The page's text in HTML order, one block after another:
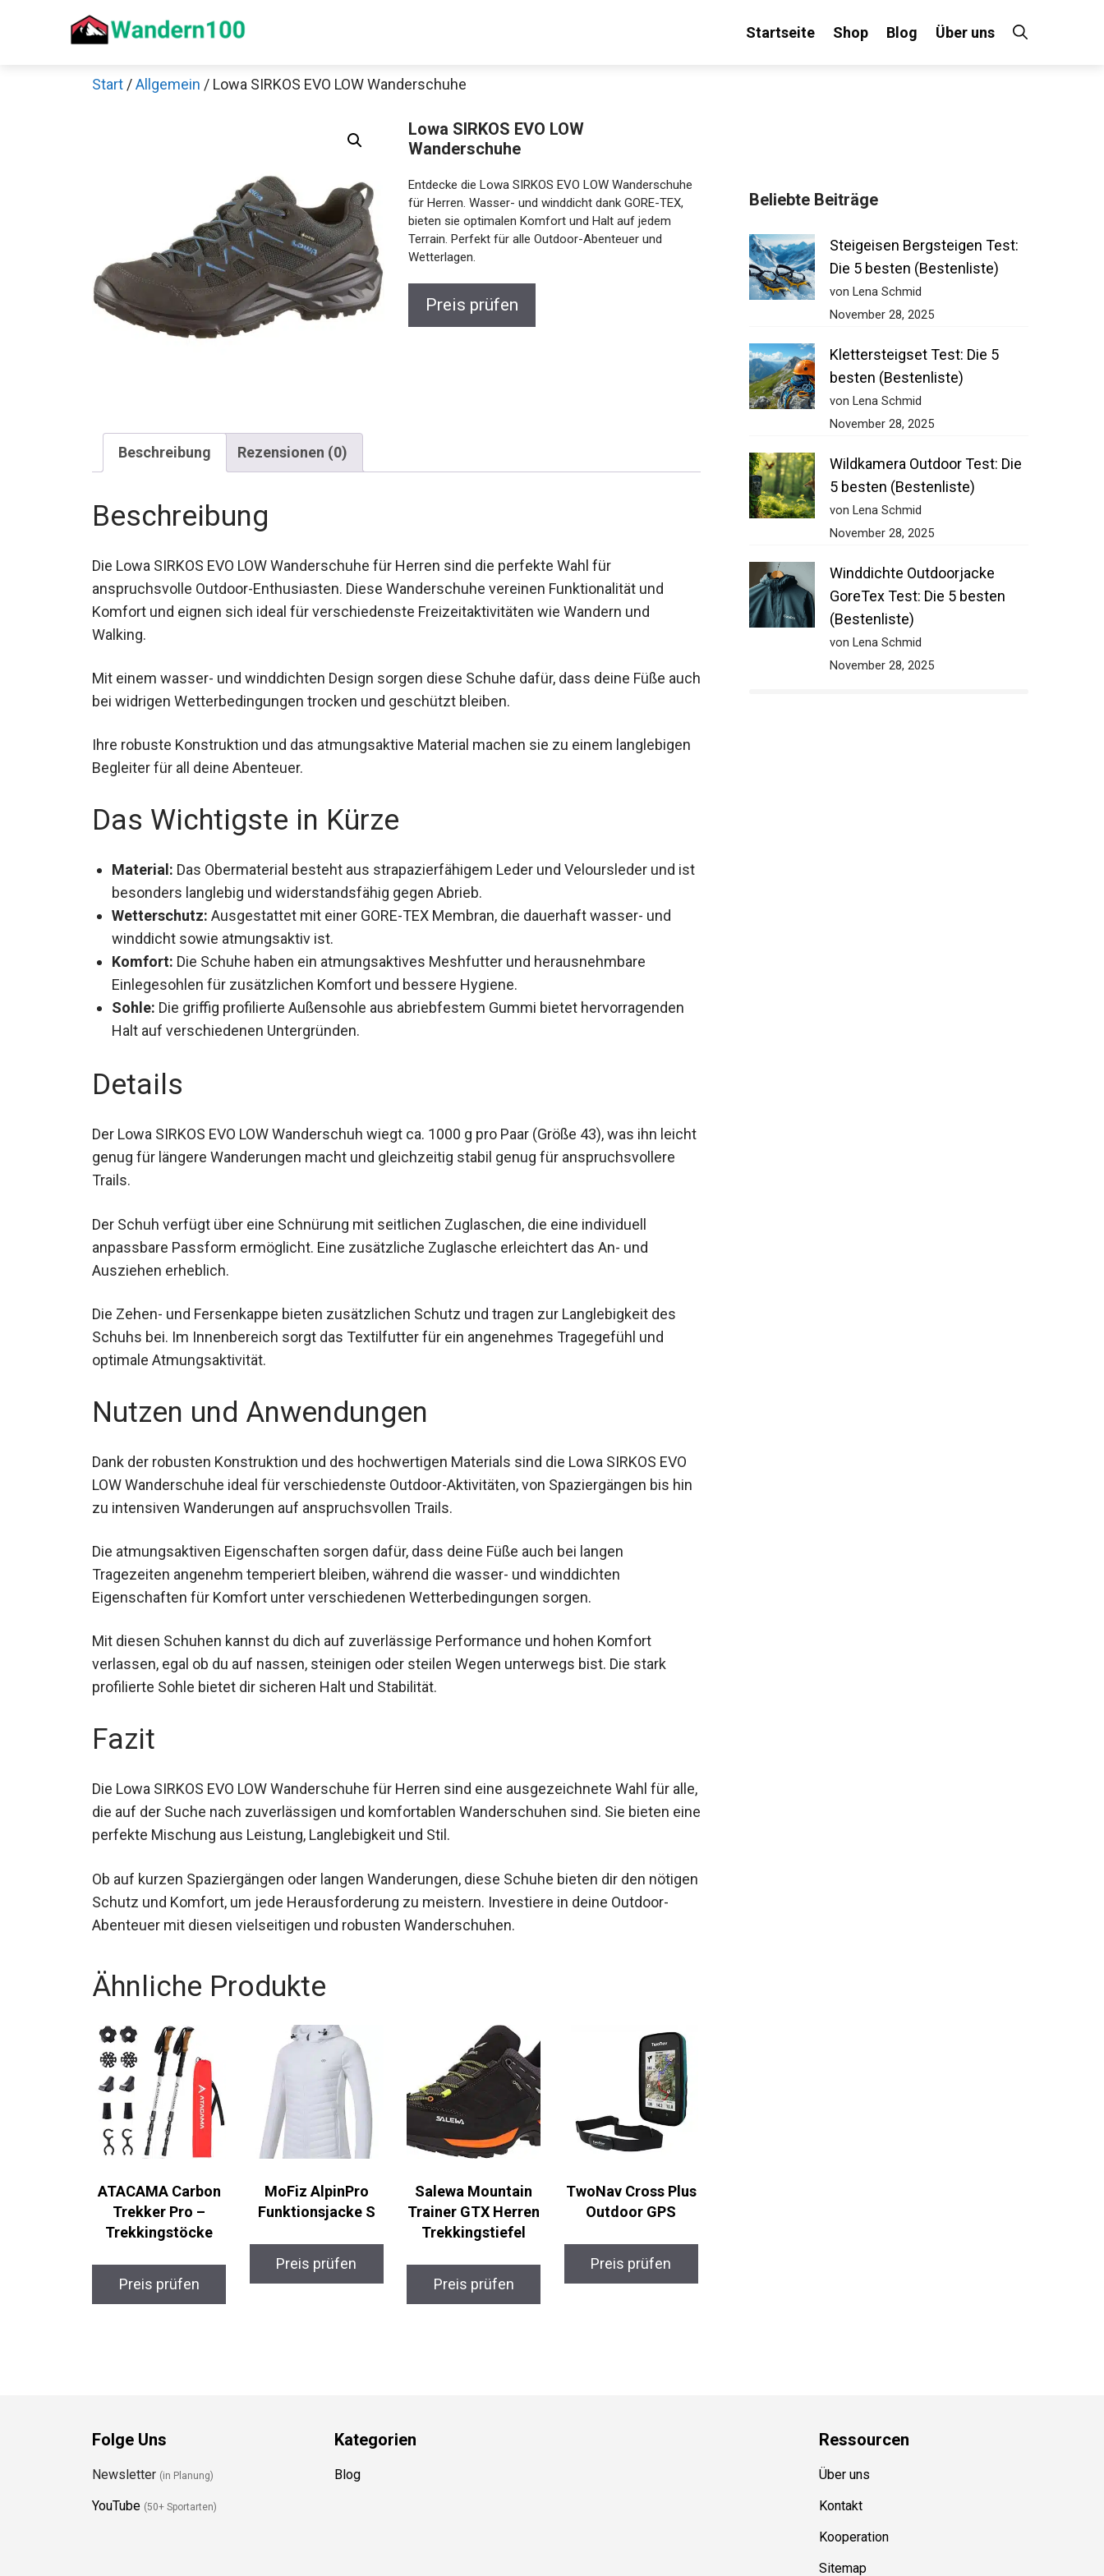
Startseite Shop Blog Über uns
Start /Allgemein / Lowa SIRKOS EVO LOW Wanderschuhe
Lowa SIRKOS EVO LOW
Wanderschuhe
Entdecke die Lowa SIRKOS EVO LOW Wanderschuhe
für Herren. Wasser- und winddicht dank GORE-TEX,
bieten sie optimalen Komfort und Halt auf jedem
Terrain. Perfekt für alle Outdoor-Abenteuer und
Wetterlagen.
Preis prüfen
Beschreibung Rezensionen (0)
Beschreibung
Die Lowa SIRKOS EVO LOW Wanderschuhe für Herren sind die perfekte Wahl für
anspruchsvolle Outdoor-Enthusiasten. Diese Wanderschuhe vereinen Funktionalität und
Komfort und eignen sich ideal für verschiedenste Freizeitaktivitäten wie Wandern und
Walking.
Mit einem wasser- und winddichten Design sorgen diese Schuhe dafür, dass deine Füße
auch bei widrigen Wetterbedingungen trocken und geschützt bleiben.
Ihre robuste Konstruktion und das atmungsaktive Material machen sie zu einem langlebigen
Begleiter für all deine Abenteuer.
Das Wichtigste in Kürze
Material: Das Obermaterial besteht aus strapazierfähigem Leder und Veloursleder und
ist besonders langlebig und widerstandsfähig gegen Abrieb.
Wetterschutz: Ausgestattet mit einer GORE-TEX Membran, die dauerhaft wasser- und
winddicht sowie atmungsaktiv ist.
Komfort: Die Schuhe haben ein atmungsaktives Meshfutter und herausnehmbare
Einlegesohlen für zusätzlichen Komfort und bessere Hygiene.
Sohle: Die griffig profilierte Außensohle aus abriebfestem Gummi bietet hervorragenden
Halt auf verschiedenen Untergründen.
Details
Der Lowa SIRKOS EVO LOW Wanderschuh wiegt ca. 1000 g pro Paar (Größe 43), was ihn
leicht genug für längere Wanderungen macht und gleichzeitig stabil genug für
anspruchsvollere Trails.
Der Schuh verfügt über eine Schnürung mit seitlichen Zuglaschen, die eine individuell
anpassbare Passform ermöglicht. Eine zusätzliche Zuglasche erleichtert das An- und
Ausziehen erheblich.
Die Zehen- und Fersenkappe bieten zusätzlichen Schutz und tragen zur Langlebigkeit des
Schuhs bei. Im Innenbereich sorgt das Textilfutter für ein angenehmes Tragegefühl und
optimale Atmungsaktivität.
Nutzen und Anwendungen
Dank der robusten Konstruktion und des hochwertigen Materials sind die Lowa SIRKOS EVO
LOW Wanderschuhe ideal für verschiedenste Outdoor-Aktivitäten, von Spaziergängen bis
hin zu intensiven Wanderungen auf anspruchsvollen Trails.
Die atmungsaktiven Eigenschaften sorgen dafür, dass deine Füße auch bei langen
Tragezeiten angenehm temperiert bleiben, während die wasser- und winddichten
Eigenschaften für Komfort unter verschiedenen Wetterbedingungen sorgen.
Mit diesen Schuhen kannst du dich auf zuverlässige Performance und hohen Komfort
verlassen, egal ob du auf nassen, steinigen oder steilen Wegen unterwegs bist. Die stark
profilierte Sohle bietet dir sicheren Halt und Stabilität.
Fazit
Die Lowa SIRKOS EVO LOW Wanderschuhe für Herren sind eine ausgezeichnete Wahl für
alle, die auf der Suche nach zuverlässigen und komfortablen Wanderschuhen sind. Sie
bieten eine perfekte Mischung aus Leistung, Langlebigkeit und Stil.
Ob auf kurzen Spaziergängen oder langen Wanderungen, diese Schuhe bieten dir den
nötigen Schutz und Komfort, um jede Herausforderung zu meistern. Investiere in deine
Outdoor-Abenteuer mit diesen vielseitigen und robusten Wanderschuhen.
Ähnliche Produkte
ATACAMA Carbon
Trekker Pro –
Trekkingstöcke
Preis prüfen
MoFiz AlpinPro
Funktionsjacke S
Preis prüfen
Salewa Mountain
Trainer GTX Herren
Trekkingstiefel
Preis prüfen
TwoNav Cross Plus
Outdoor GPS
Preis prüfen
Beliebte Beiträge
Steigeisen Bergsteigen Test:
Die 5 besten (Bestenliste)
von Lena Schmid
November 28, 2025
Klettersteigset Test: Die 5
besten (Bestenliste)
von Lena Schmid
November 28, 2025
Wildkamera Outdoor Test: Die
5 besten (Bestenliste)
von Lena Schmid
November 28, 2025
Winddichte Outdoorjacke
GoreTex Test: Die 5 besten
(Bestenliste)
von Lena Schmid
November 28, 2025
Folge Uns
Newsletter(in Planung)
YouTube (50+ Sportarten)
Kategorien
Blog
Ressourcen
Über uns
Kontakt
Kooperation
Sitemap
Jetzt anschauen